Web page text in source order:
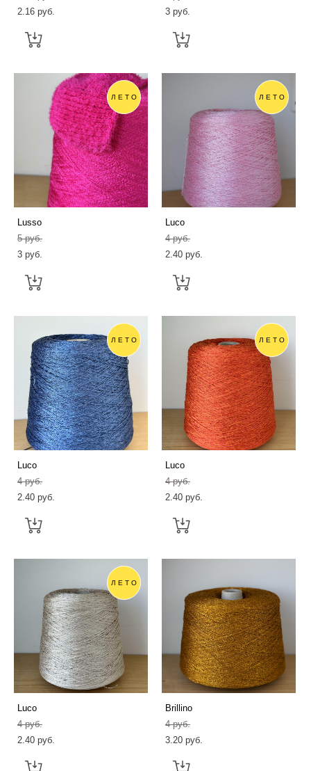
2.16 pуб.
3 pуб.
ЛЕТО
Lusso
5 pуб.
3 pуб.
ЛЕТО
Luсo
4 pуб.
2.40 pуб.
ЛЕТО
Luсo
4 pуб.
2.40 pуб.
ЛЕТО
Luсo
4 pуб.
2.40 pуб.
ЛЕТО
Luсo
4 pуб.
2.40 pуб.
Brillino
4 pуб.
3.20 pуб.